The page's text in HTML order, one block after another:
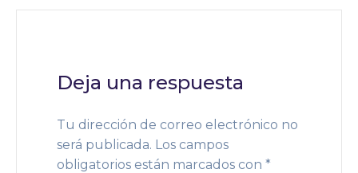
Deja una respuesta
Tu dirección de correo electrónico no
será publicada. Los campos
obligatorios están marcados con *